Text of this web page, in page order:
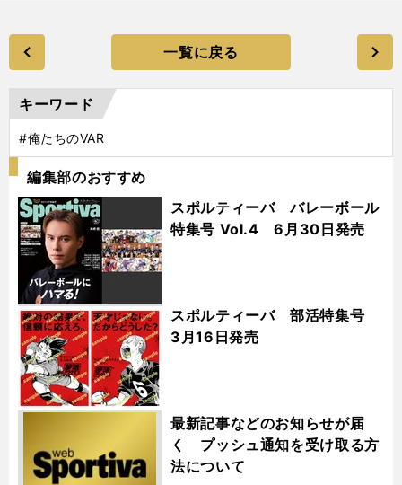
一覧に戻る
キーワード
#俺たちのVAR
編集部のおすすめ
スポルティーバ バレーボール
特集号 Vol.4 6月30日発売
スポルティーバ 部活特集号
3月16日発売
最新記事などのお知らせが届
く プッシュ通知を受け取る方
法について